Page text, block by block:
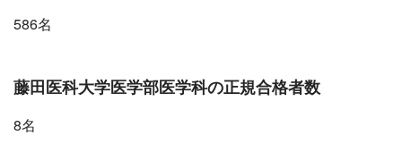
586名
藤田医科大学医学部医学科の正規合格者数
8名